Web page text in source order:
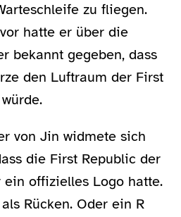
zu fliegen.
hatte er über die
bekannt gegeben, dass
den Luftraum der First
von Jin widmete sich
die First Republic der
ein offizielles Logo hatte.
Rücken. Oder ein R